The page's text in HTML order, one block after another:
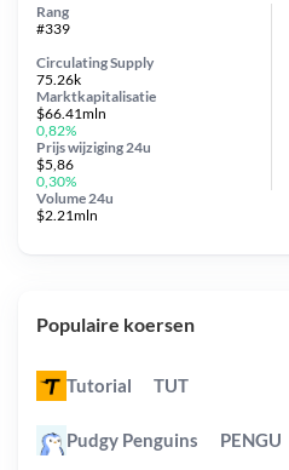
Circulating Supply
75.26k
Prijs wijziging 24u
$5,86
0,30%
Marktkapitalisatie
$66.41mln
0,82%
Volume 24u
$2.21mln
Rang
#339
Populaire koersen
Tutorial TUT
Pudgy Penguins PENGU